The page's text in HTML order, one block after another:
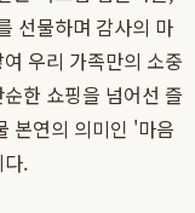
선물하며 감사의 마
우리 가족만의 소중
순한 쇼핑을 넘어선 즐
본연의 의미인 '마음
.